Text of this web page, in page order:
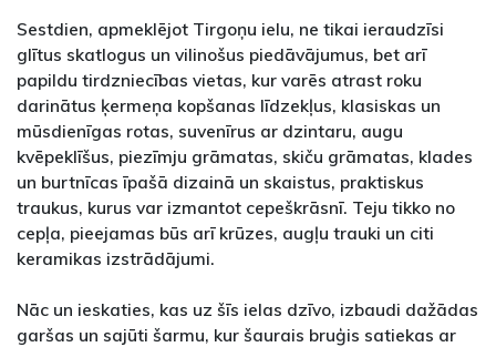
Sestdien, apmeklējot Tirgoņu ielu, ne tikai ieraudzīsi
glītus skatlogus un vilinošus piedāvājumus, bet arī
papildu tirdzniecības vietas, kur varēs atrast roku
darinātus ķermeņa kopšanas līdzekļus, klasiskas un
mūsdienīgas rotas, suvenīrus ar dzintaru, augu
kvēpeklīšus, piezīmju grāmatas, skiču grāmatas, klades
un burtnīcas īpašā dizainā un skaistus, praktiskus
traukus, kurus var izmantot cepeškrāsnī. Teju tikko no
cepļa, pieejamas būs arī krūzes, augļu trauki un citi
keramikas izstrādājumi.
Nāc un ieskaties, kas uz šīs ielas dzīvo, izbaudi dažādas
garšas un sajūti šarmu, kur šaurais bruģis satiekas ar